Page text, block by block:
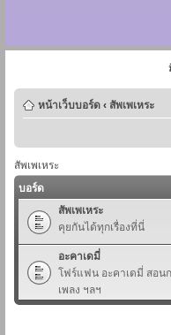
หน้าเว็บบอร์ด ‹ สัพเพเหระ
สัพเพเหระ
บอร์ด
สัพเพเหระ
คุยกันได้ทุกเรื่องที่นี่
อะคาเดมี่
โฟร์แฟน อะคาเดมี่ สอน
เพลง ฯลฯ